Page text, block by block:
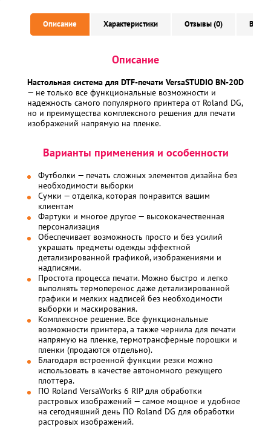
Описание Характеристики Отзывы (0)
Описание
Настольная система для DTF-печати VersaSTUDIO BN-20D
— не только все функциональные возможности и
надежность самого популярного принтера от Roland DG,
но и преимущества комплексного решения для печати
изображений напрямую на пленке.
Варианты применения и особенности
Футболки — печать сложных элементов дизайна без
необходимости выборки
Сумки — отделка, которая понравится вашим
клиентам
Фартуки и многое другое — высококачественная
персонализация
Обеспечивает возможность просто и без усилий
украшать предметы одежды эффектной
детализированной графикой, изображениями и
надписями.
Простота процесса печати. Можно быстро и легко
выполнять термоперенос даже детализированной
графики и мелких надписей без необходимости
выборки и маскирования.
Комплексное решение. Все функциональные
возможности принтера, а также чернила для печати
напрямую на пленке, термотрансферные порошки и
пленки (продаются отдельно).
Благодаря встроенной функции резки можно
использовать в качестве автономного режущего
плоттера.
ПО Roland VersaWorks 6 RIP для обработки
растровых изображений — самое мощное и удобное
на сегодняшний день ПО Roland DG для обработки
растровых изображений.